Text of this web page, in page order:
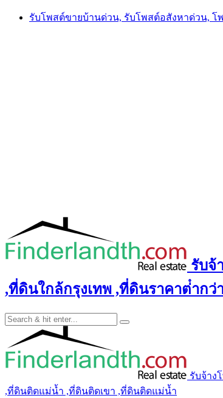
Skip
รับโพสต์ขายบ้านด่วน, รับโพสต์อสังหาด่วน,
รับจ้
,ที่ดินใกล้กรุงเทพ ,ที่ดินราคาต่ําก
รับจ้าง
,ที่ดินติดแม่น้ำ ,ที่ดินติดเขา ,ที่ดินติดแม่น้ำ